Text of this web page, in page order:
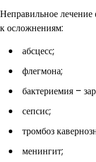
Неправильное лечение
к осложнениям:
абсцесс;
флегмона;
бактериемия –
сепсис;
тромбоз
менингит;